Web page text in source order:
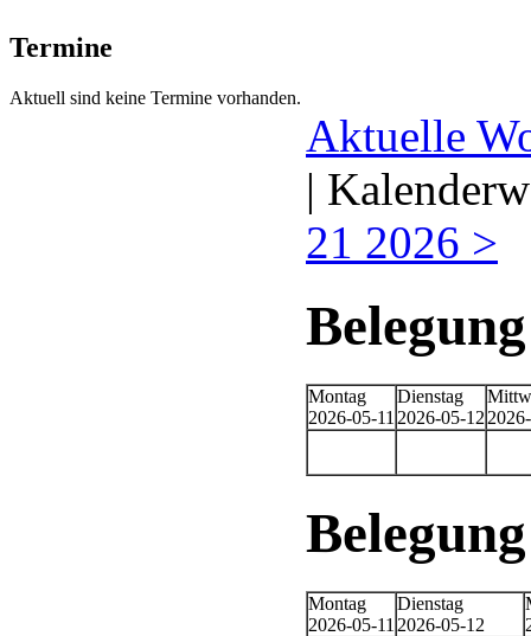
Termine
Aktuell sind keine Termine vorhanden.
Aktuelle
|
21 2026 >
Montag
2026-05-11
Dienstag
2026-05-12
Montag
2026-05-11
Dienstag
2026-05-12